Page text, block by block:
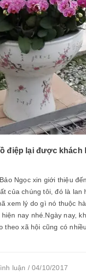
điệp lại được khách
Ngọc xin giới thiệu
của chúng tôi, đó là lan
xem lý do gì nó thuộc
nay nhé.Ngày nay,
theo xã hội cũng có
luận / 04/10/2017